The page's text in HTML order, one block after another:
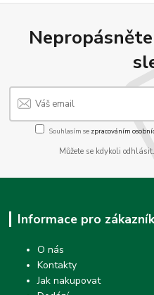
Souhlasím se zpracováním
Můžete se kdykoli
Informace pro
O nás
Kontakty
Jak nakupovat